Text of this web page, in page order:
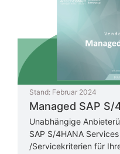
Stand: Februar 2024
Managed SAP
Unabhängige
SAP S/4HANA
/Servicekriterien für